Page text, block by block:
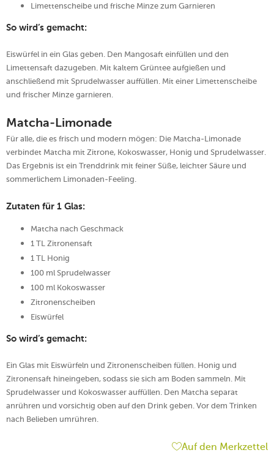
Limettenscheibe und frische Minze zum Garnieren
So wird’s gemacht:
Eiswürfel in ein Glas geben. Den Mangosaft einfüllen und den
Limettensaft dazugeben. Mit kaltem Grüntee aufgießen und
anschließend mit Sprudelwasser auffüllen. Mit einer Limettenscheibe
und frischer Minze garnieren.
Matcha-Limonade
Für alle, die es frisch und modern mögen: Die Matcha-Limonade
verbindet Matcha mit Zitrone, Kokoswasser, Honig und Sprudelwasser.
Das Ergebnis ist ein Trenddrink mit feiner Süße, leichter Säure und
sommerlichem Limonaden-Feeling.
Zutaten für 1 Glas:
Matcha nach Geschmack
1 TL Zitronensaft
1 TL Honig
100 ml Sprudelwasser
100 ml Kokoswasser
Zitronenscheiben
Eiswürfel
So wird’s gemacht:
Ein Glas mit Eiswürfeln und Zitronenscheiben füllen. Honig und
Zitronensaft hineingeben, sodass sie sich am Boden sammeln. Mit
Sprudelwasser und Kokoswasser auffüllen. Den Matcha separat
anrühren und vorsichtig oben auf den Drink geben. Vor dem Trinken
nach Belieben umrühren.
Auf den Merkzettel